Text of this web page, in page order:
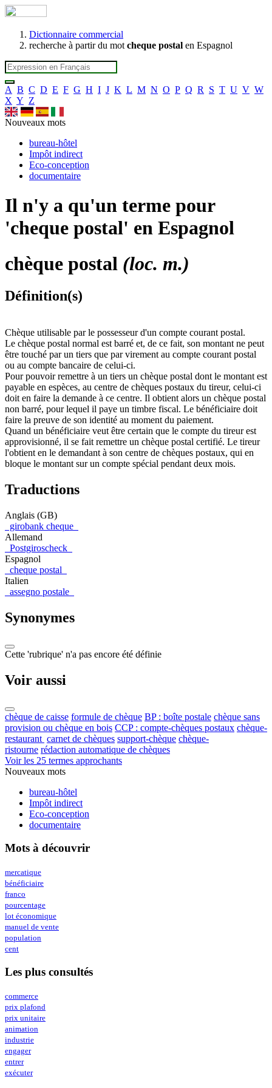
Dictionnaire commercial
recherche à partir du mot cheque postal en Espagnol
A B C D E F G H I J K L M N O P Q R S T U V W
X Y Z
Nouveaux mots
bureau-hôtel
Impôt indirect
Eco-conception
documentaire
Il n'y a qu'un terme pour
'cheque postal' en Espagnol
chèque postal (loc. m.)
Définition(s)
Chèque utilisable par le possesseur d'un compte courant postal.
Le chèque postal normal est barré et, de ce fait, son montant ne peut
être touché par un tiers que par virement au compte courant postal
ou au compte bancaire de celui-ci.
Pour pouvoir remettre à un tiers un chèque postal dont le montant est
payable en espèces, au centre de chèques postaux du tireur, celui-ci
doit en faire la demande à ce centre. Il obtient alors un chèque postal
non barré, pour lequel il paye un timbre fiscal. Le bénéficiaire doit
faire la preuve de son identité au moment du paiement.
Quand un bénéficiaire veut être certain que le compte du tireur est
approvisionné, il se fait remettre un chèque postal certifié. Le tireur
l'obtient en le demandant à son centre de chèques postaux, qui en
bloque le montant sur un compte spécial pendant deux mois.
Traductions
Anglais (GB)
girobank cheque
Allemand
Postgiroscheck
Espagnol
cheque postal
Italien
assegno postale
Synonymes
Cette 'rubrique' n'a pas encore été définie
Voir aussi
chèque de caisse formule de chèque BP : boîte postale chèque sans
provision ou chèque en bois CCP : compte-chèques postaux chèque-
restaurant carnet de chèques support-chèque chèque-
ristourne rédaction automatique de chèques
Voir les 25 termes approchants
Nouveaux mots
bureau-hôtel
Impôt indirect
Eco-conception
documentaire
Mots à découvrir
mercatique
bénéficiaire
franco
pourcentage
lot économique
manuel de vente
population
cent
Les plus consultés
commerce
prix plafond
prix unitaire
animation
industrie
engager
entrer
exécuter